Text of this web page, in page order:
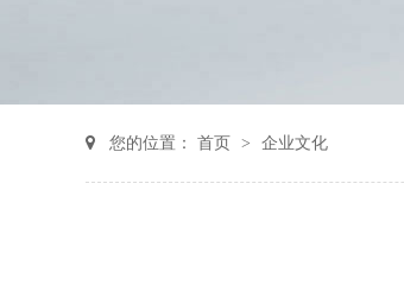
您的位置： 首页 > 企业文化